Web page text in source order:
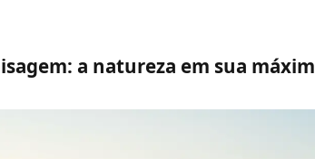
a natureza em sua